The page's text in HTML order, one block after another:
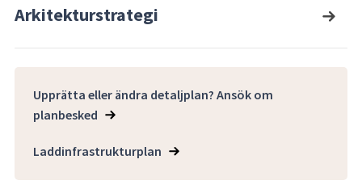
Arkitekturstrategi
Upprätta eller ändra detaljplan? Ansök om
planbesked
Laddinfrastrukturplan